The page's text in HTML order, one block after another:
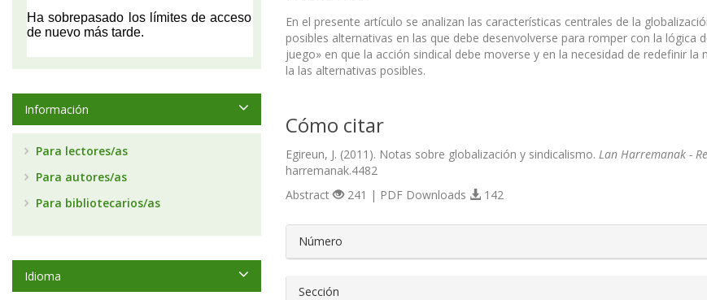
En el presente artículo se analizan las características centrales de la
posibles alternativas en las que debe desenvolverse para romper con la lógica
juego» en que la acción sindical debe moverse y en la necesidad de redefinir
la las alternativas posibles.
Cómo citar
Egireun, J. (2011). Notas sobre globalización y sindicalismo. Lan Harremanak -
harremanak.4482
Abstract 241 | PDF Downloads 142
##plugins.themes.bootstrap3.article.details##
Número
Sección
Información
Para lectores/as
Para autores/as
Para bibliotecarios/as
Idioma